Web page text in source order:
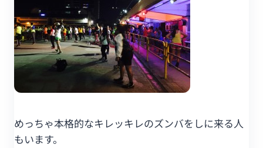
めっちゃ本格的なキレッキレのズンバをしに来る人
もいます。